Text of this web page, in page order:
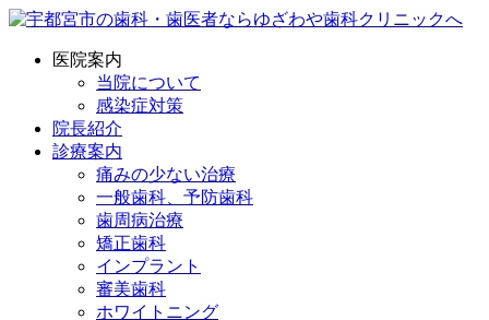
医院案内
当院について
感染症対策
院長紹介
診療案内
痛みの少ない治療
一般歯科、予防歯科
歯周病治療
矯正歯科
インプラント
審美歯科
ホワイトニング